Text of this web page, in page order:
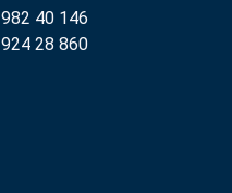
982 40 146
924 28 860